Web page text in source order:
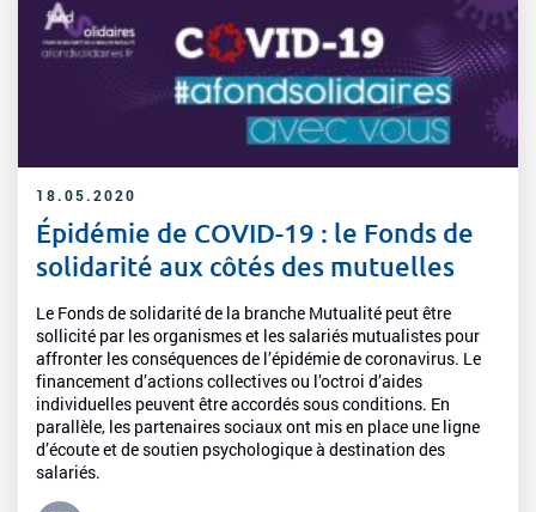
18.05.2020
Épidémie de COVID-19 : le Fonds de
solidarité aux côtés des mutuelles
Le Fonds de solidarité de la branche Mutualité peut être
sollicité par les organismes et les salariés mutualistes pour
affronter les conséquences de l’épidémie de coronavirus. Le
financement d’actions collectives ou l’octroi d’aides
individuelles peuvent être accordés sous conditions. En
parallèle, les partenaires sociaux ont mis en place une ligne
d’écoute et de soutien psychologique à destination des
salariés.